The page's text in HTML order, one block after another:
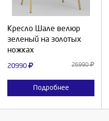
Кресло Шале велюр
зеленый на золотых
ножках
20990 26990
Подробнее
Продолжить